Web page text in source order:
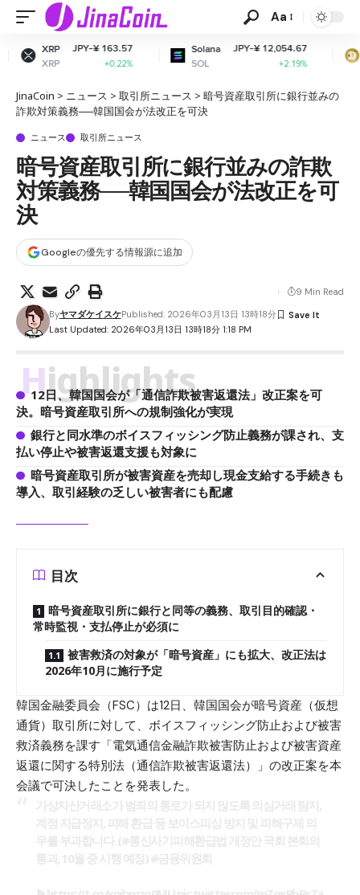
Aa
¥ 163.57
+0.22%
Solana
SOL
JPY-¥ 12,054.67
+2.19%
Dogecoin
DOGE
JPY-
JinaCoin > ニュース > 取引所ニュース > 暗号資産取引所に銀行並みの
詐欺対策義務──韓国国会が法改正を可決
ニュース 取引所ニュース
暗号資産取引所に銀行並みの詐欺
対策義務──韓国国会が法改正を可
決
Googleの優先する情報源に追加
Last Updated: 2026年03月13日 13時18分 1:18 PM
ByヤマダケイスケPublished: 2026年03月13日 13時18分
9 Min Read
Highlights
12日、韓国国会が「通信詐欺被害返還法」改正案を可
決。暗号資産取引所への規制強化が実現
銀行と同水準のボイスフィッシング防止義務が課され、支
払い停止や被害返還支援も対象に
暗号資産取引所が被害資産を売却し現金支給する手続きも
導入、取引経験の乏しい被害者にも配慮
目次
暗号資産取引所に銀行と同等の義務、取引目的確認・
常時監視・支払停止が必須に
被害救済の対象が「暗号資産」にも拡大、改正法は
2026年10月に施行予定
韓国金融委員会（FSC）は12日、韓国国会が暗号資産（仮想
通貨）取引所に対して、ボイスフィッシング防止および被害
救済義務を課す「電気通信金融詐欺被害防止および被害資産
返還に関する特別法（通信詐欺被害返還法）」の改正案を本
会議で可決したことを発表した。